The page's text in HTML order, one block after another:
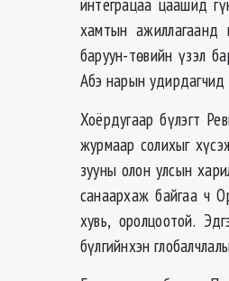
хамтын ажиллагаанд
баруун-төвийн үзэл
Абэ нарын удирдагчид
Хоёрдугаар бүлэгт
журмаар солихыг
зууны олон улсын
санаархаж байгаа ч
хувь, оролцоотой.
бүлгийнхэн